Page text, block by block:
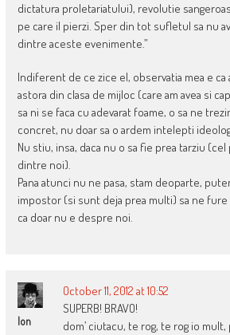
dictatura proletariatului), revolutie
pe care il pierzi. Sper din tot sufletul sa nu
dintre aceste evenimente.”
Indiferent de ce zice el, observatia mea e ca
astora din clasa de mijloc (care am avea si
sa ni se faca cu adevarat foame, o sa ne
concret, nu doar sa o ardem intelepti
Nu stiu, insa, daca nu o sa fie prea tarziu
dintre noi).
Pana atunci nu ne pasa, stam deoparte,
impostor (si sunt deja prea multi) sa ne
ca doar nu e despre noi.
Ion
October 11, 2012 at 10:52
SUPERB! BRAVO!
dom’ ciutacu, te rog, te rog io